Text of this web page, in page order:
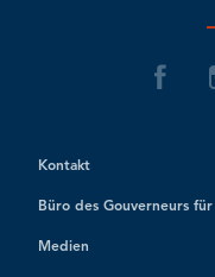
Kontakt
Büro des Gouverneurs
Medien